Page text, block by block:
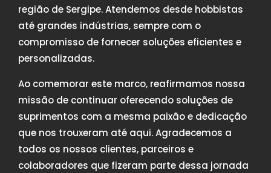
região de Sergipe. Atendemos desde hobbistas
até grandes indústrias, sempre com o
compromisso de fornecer soluções eficientes e
personalizadas.
Ao comemorar este marco, reafirmamos nossa
missão de continuar oferecendo soluções de
suprimentos com a mesma paixão e dedicação
que nos trouxeram até aqui. Agradecemos a
todos os nossos clientes, parceiros e
colaboradores que fizeram parte dessa jornada